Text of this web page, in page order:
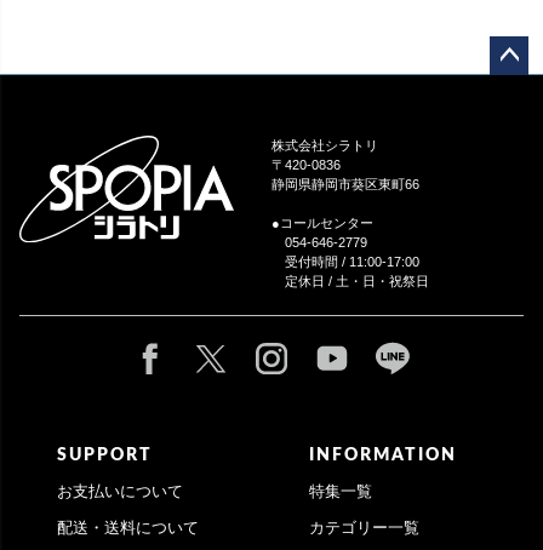
株式会社シラトリ
〒420-0836
静岡県静岡市葵区東町66
●コールセンター
054-646-2779
受付時間 / 11:00-17:00
定休日 / 土・日・祝祭日
SUPPORT
お支払いについて
配送・送料について
INFORMATION
特集一覧
カテゴリー一覧